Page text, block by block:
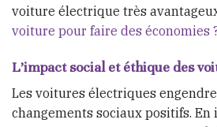
voiture électrique très
voiture pour faire des économies
L’impact social et éthique des
Les voitures électriques
changements sociaux positifs. En